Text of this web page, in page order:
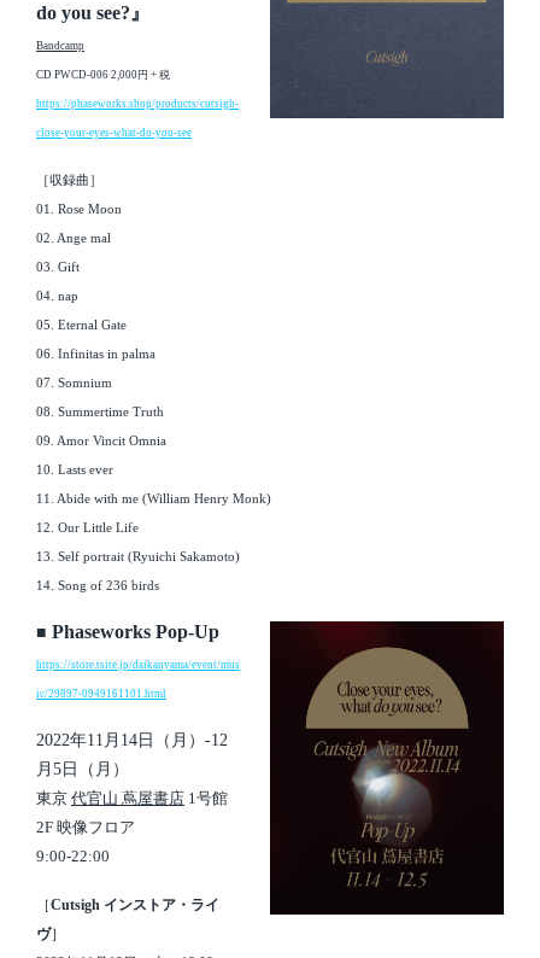
do you see?』
Bandcamp
CD PWCD-006 2,000円 + 税
https://phaseworks.shop/products/cutsigh-
close-your-eyes-what-do-you-see
［収録曲］
01. Rose Moon
02. Ange mal
03. Gift
04. nap
05. Eternal Gate
06. Infinitas in palma
07. Somnium
08. Summertime Truth
09. Amor Vincit Omnia
10. Lasts ever
11. Abide with me (William Henry Monk)
12. Our Little Life
13. Self portrait (Ryuichi Sakamoto)
14. Song of 236 birds
■ Phaseworks Pop-Up
https://store.tsite.jp/daikanyama/event/mus
ic/29897-0949161101.html
2022年11月14日（月）-12
月5日（月）
東京 代官山 蔦屋書店 1号館
2F 映像フロア
9:00-22:00
［Cutsigh インストア・ライ
ヴ］